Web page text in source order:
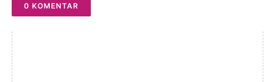
0 KOMENTAR